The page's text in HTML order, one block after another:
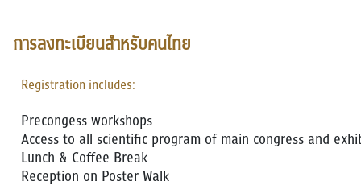
การลงทะเบียนสำหรับคนไทย
Registration includes:
Precongess workshops
Access to all scientific program of main congress and
Lunch & Coffee Break
Reception on Poster Walk